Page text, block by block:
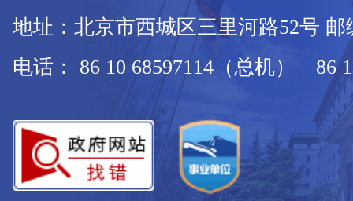
地址：北京市西城区三里河路52号 邮
电话： 86 10 68597114（总机） 86